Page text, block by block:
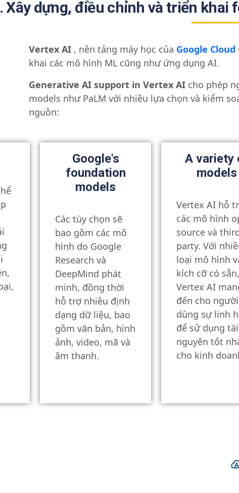
Xây dựng, điều chỉnh và triển khai
Vertex AI , nền tảng máy học của Google Cloud
khai các mô hình ML cũng như ứng dụng AI.
Generative AI support in Vertex AI cho phép
models như PaLM với nhiều lựa chọn và kiểm
nguồn:
Google's
foundation
models
Các tùy chọn sẽ
bao gồm các mô
hình do Google
Research và
DeepMind phát
minh, đồng thời
hỗ trợ nhiều định
dạng dữ liệu, bao
gồm văn bản, hình
ảnh, video, mã và
âm thanh.
A variety
models
Vertex AI hỗ
các mô hình
source và
party. Với
loại mô hình
kích cỡ có sẵn,
Vertex AI
đến cho người
dùng sự linh
để sử dụng tài
nguyên tốt
cho kinh